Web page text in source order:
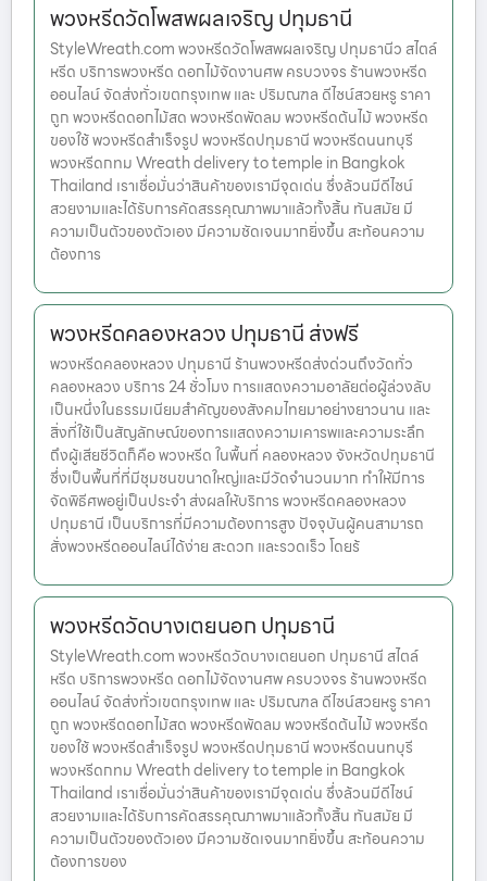
พวงหรีดวัดโพสพผลเจริญ ปทุมธานี
StyleWreath.com พวงหรีดวัดโพสพผลเจริญ ปทุมธานีว สไตล์
หรีด บริการพวงหรีด ดอกไม้จัดงานศพ ครบวงจร ร้านพวงหรีด
ออนไลน์ จัดส่งทั่วเขตกรุงเทพ และ ปริมณฑล ดีไซน์สวยหรู ราคา
ถูก พวงหรีดดอกไม้สด พวงหรีดพัดลม พวงหรีดต้นไม้ พวงหรีด
ของใช้ พวงหรีดสำเร็จรูป พวงหรีดปทุมธานี พวงหรีดนนทบุรี
พวงหรีดกทม Wreath delivery to temple in Bangkok
Thailand เราเชื่อมั่นว่าสินค้าของเรามีจุดเด่น ซึ่งล้วนมีดีไซน์
สวยงามและได้รับการคัดสรรคุณภาพมาแล้วทั้งสิ้น ทันสมัย มี
ความเป็นตัวของตัวเอง มีความชัดเจนมากยิ่งขึ้น สะท้อนความ
ต้องการ
พวงหรีดคลองหลวง ปทุมธานี ส่งฟรี
พวงหรีดคลองหลวง ปทุมธานี ร้านพวงหรีดส่งด่วนถึงวัดทั่ว
คลองหลวง บริการ 24 ชั่วโมง การแสดงความอาลัยต่อผู้ล่วงลับ
เป็นหนึ่งในธรรมเนียมสำคัญของสังคมไทยมาอย่างยาวนาน และ
สิ่งที่ใช้เป็นสัญลักษณ์ของการแสดงความเคารพและความระลึก
ถึงผู้เสียชีวิตก็คือ พวงหรีด ในพื้นที่ คลองหลวง จังหวัดปทุมธานี
ซึ่งเป็นพื้นที่ที่มีชุมชนขนาดใหญ่และมีวัดจำนวนมาก ทำให้มีการ
จัดพิธีศพอยู่เป็นประจำ ส่งผลให้บริการ พวงหรีดคลองหลวง
ปทุมธานี เป็นบริการที่มีความต้องการสูง ปัจจุบันผู้คนสามารถ
สั่งพวงหรีดออนไลน์ได้ง่าย สะดวก และรวดเร็ว โดยร้
พวงหรีดวัดบางเตยนอก ปทุมธานี
StyleWreath.com พวงหรีดวัดบางเตยนอก ปทุมธานี สไตล์
หรีด บริการพวงหรีด ดอกไม้จัดงานศพ ครบวงจร ร้านพวงหรีด
ออนไลน์ จัดส่งทั่วเขตกรุงเทพ และ ปริมณฑล ดีไซน์สวยหรู ราคา
ถูก พวงหรีดดอกไม้สด พวงหรีดพัดลม พวงหรีดต้นไม้ พวงหรีด
ของใช้ พวงหรีดสำเร็จรูป พวงหรีดปทุมธานี พวงหรีดนนทบุรี
พวงหรีดกทม Wreath delivery to temple in Bangkok
Thailand เราเชื่อมั่นว่าสินค้าของเรามีจุดเด่น ซึ่งล้วนมีดีไซน์
สวยงามและได้รับการคัดสรรคุณภาพมาแล้วทั้งสิ้น ทันสมัย มี
ความเป็นตัวของตัวเอง มีความชัดเจนมากยิ่งขึ้น สะท้อนความ
ต้องการของ